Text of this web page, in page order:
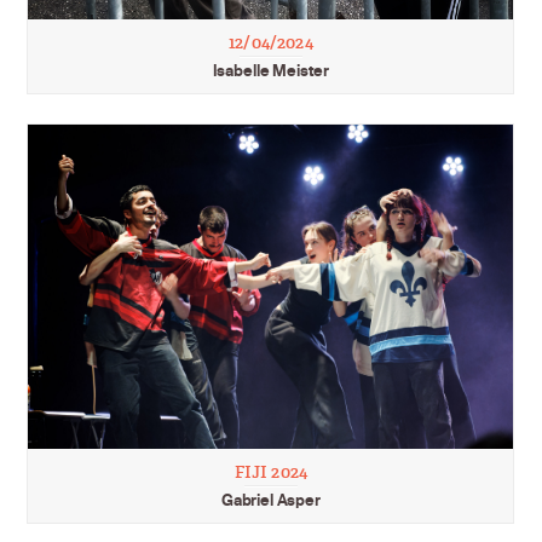
12/04/2024
Isabelle Meister
FIJI 2024
Gabriel Asper